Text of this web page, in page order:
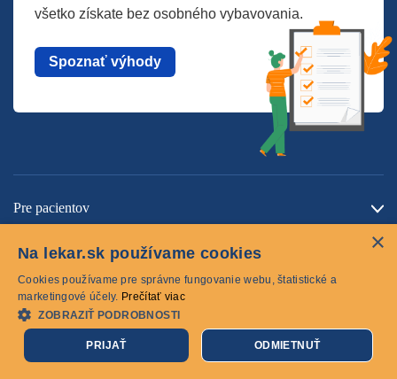
všetko získate bez osobného vybavovania.
Spoznať výhody
Pre pacientov
© 2026 lekar.sk Všetky práva vyhradené
Cookies
×
Na lekar.sk používame cookies
Cookies používame pre správne fungovanie webu, štatistické a
marketingové účely. Prečítať viac
ZOBRAZIŤ PODROBNOSTI
PRIJAŤ ODMIETNUŤ